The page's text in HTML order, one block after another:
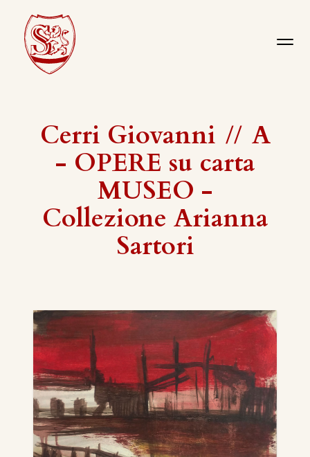
Cerri Giovanni // A
- OPERE su carta
MUSEO -
Collezione Arianna
Sartori